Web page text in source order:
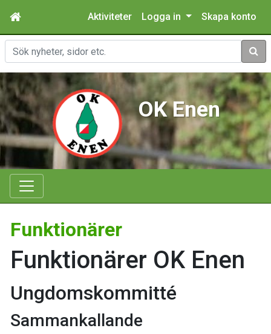
Aktiviteter Logga in Skapa konto
Sök
OK Enen
Funktionärer
Funktionärer OK Enen
Ungdomskommitté
Sammankallande